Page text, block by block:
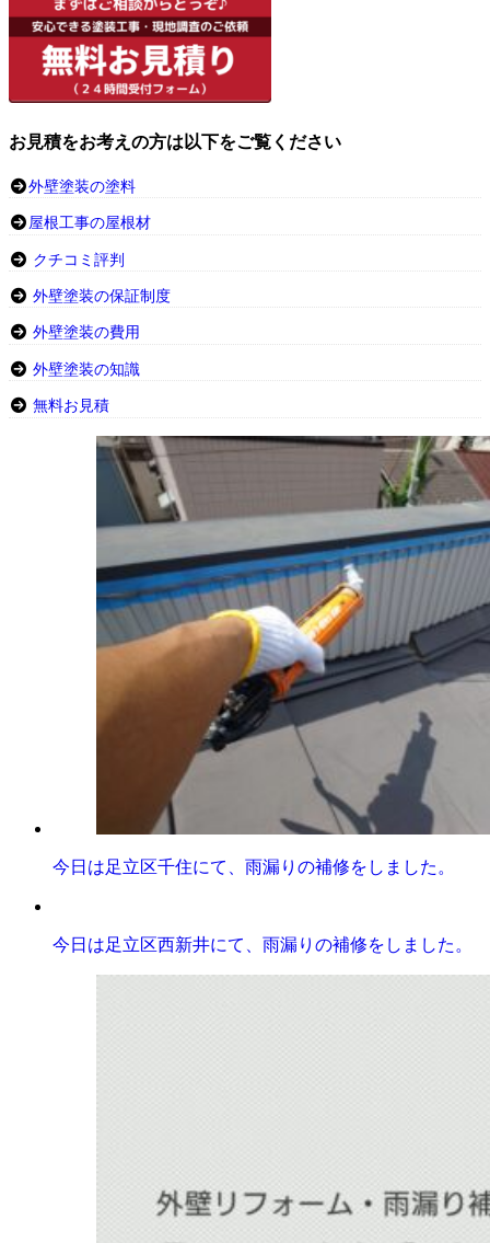
お見積をお考えの方は以下をご覧ください
外壁塗装の塗料
屋根工事の屋根材
クチコミ評判
外壁塗装の保証制度
外壁塗装の費用
外壁塗装の知識
無料お見積
今日は足立区千住にて、雨漏りの補修をしました。
今日は足立区西新井にて、雨漏りの補修をしました。